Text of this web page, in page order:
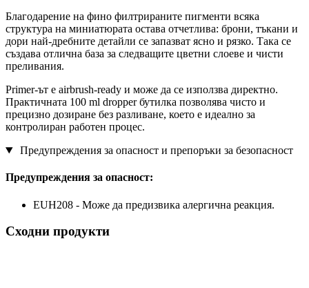
Благодарение на фино филтрираните пигменти всяка
структура на миниатюрата остава отчетлива: брони, тъкани и
дори най-дребните детайли се запазват ясно и рязко. Така се
създава отлична база за следващите цветни слоеве и чисти
преливания.
Primer-ът е airbrush-ready и може да се използва директно.
Практичната 100 ml dropper бутилка позволява чисто и
прецизно дозиране без разливане, което е идеално за
контролиран работен процес.
Предупреждения за опасност и препоръки за безопасност
Предупреждения за опасност:
EUH208 - Може да предизвика алергична реакция.
Сходни продукти